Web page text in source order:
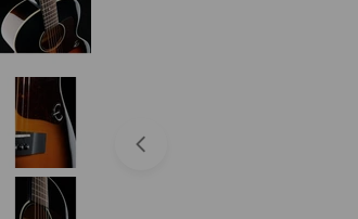
Abrir medios 0 en modal